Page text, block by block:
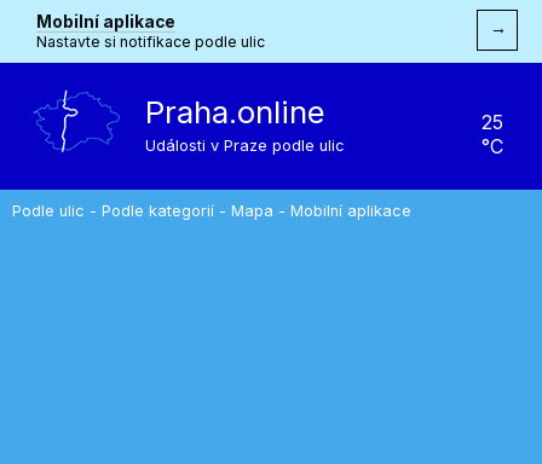
Mobilní aplikace
Nastavte si notifikace podle ulic
→
Praha.online
Události v Praze podle ulic
25
°C
Podle ulic - Podle kategorií - Mapa - Mobilní aplikace